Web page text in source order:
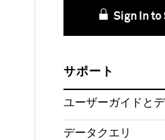
Sign In to
サポート
ユーザーガイドと
データクエリ